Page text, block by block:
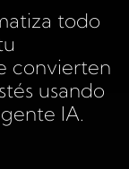
todo
convierten
usando
IA.